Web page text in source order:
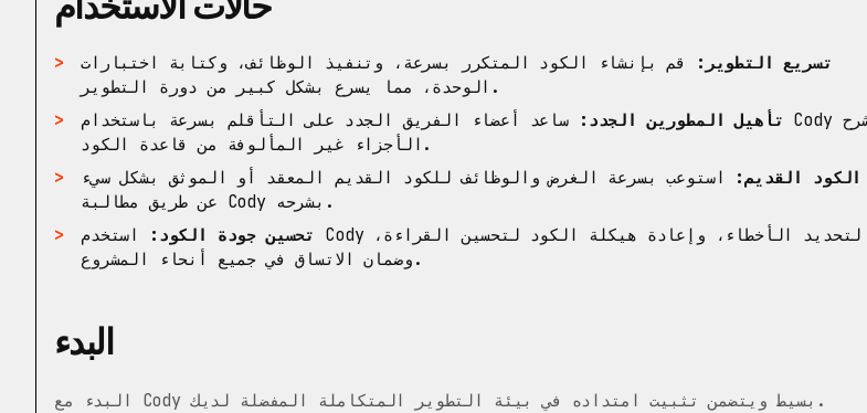
تسريع التطوير:
قم بإنشاء الكود المتكرر بسرعة، وتنفيذ الوظائف، وكتابة اختبارات
الوحدة، مما يسرع بشكل كبير من دورة التطوير.
تأهيل المطورين الجدد: ساعد أعضاء الفريق الجدد على التأقلم بسرعة باستخدام Cody لشرح
الأجزاء غير المألوفة من قاعدة الكود.
القديم:
استوعب بسرعة الغرض والوظائف للكود القديم المعقد أو الموثق بشكل سيء
عن طريق مطالبة Cody بشرحه.
تحسين جودة الكود:
استخدم Cody لتحديد الأخطاء، وإعادة هيكلة الكود لتحسين القراءة،
وضمان الاتساق في جميع أنحاء المشروع.
البدء
البدء مع Cody بسيط ويتضمن تثبيت امتداده في بيئة التطوير المتكاملة المفضلة لديك.